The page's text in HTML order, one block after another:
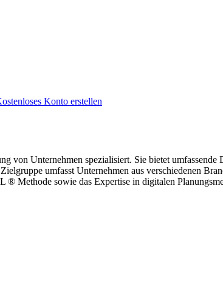
Konto erstellen
Unternehmen spezialisiert. Sie bietet
umfasst Unternehmen aus verschiedenen
® Methode sowie das Expertise in digitalen